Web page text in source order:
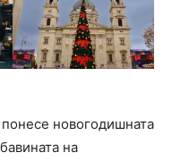
новогодишната
на